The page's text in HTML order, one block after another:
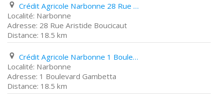
Crédit Agricole Narbonne 28 Rue Aristide Boucicaut
Narbonne
28 Rue Aristide Boucicaut
18.5 km
Crédit Agricole Narbonne 1 Boulevard Gambetta
Narbonne
1 Boulevard Gambetta
18.5 km